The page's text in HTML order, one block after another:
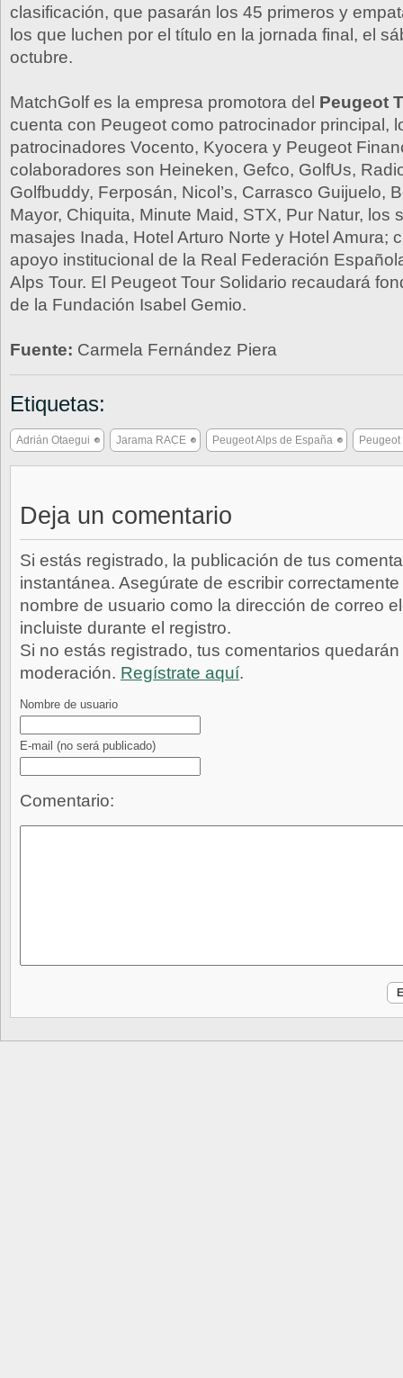
clasificación, que pasarán los 45 primeros y
los que luchen por el título en la jornada final, el
octubre.
MatchGolf es la empresa promotora del Peugeot
cuenta con Peugeot como patrocinador principal,
patrocinadores Vocento, Kyocera y Peugeot
colaboradores son Heineken, Gefco, GolfUs,
Golfbuddy, Ferposán, Nicol’s, Carrasco Guijuelo,
Mayor, Chiquita, Minute Maid, STX, Pur Natur, los
masajes Inada, Hotel Arturo Norte y Hotel Amura;
apoyo institucional de la Real Federación
Alps Tour. El Peugeot Tour Solidario recaudará
de la Fundación Isabel Gemio.
Fuente: Carmela Fernández Piera
Etiquetas:
Adrián Otaegui Jarama RACE Peugeot Alps de España Peugeot
Deja un comentario
Si estás registrado, la publicación de tus
instantánea. Asegúrate de escribir
nombre de usuario como la dirección de correo
incluiste durante el registro.
Si no estás registrado, tus comentarios
moderación. Regístrate aquí.
Nombre de usuario
E-mail (no será publicado)
Comentario: